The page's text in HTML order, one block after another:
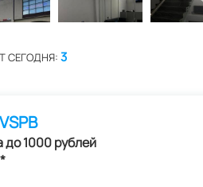
СЕГОДНЯ: 3
до 1000 рублей